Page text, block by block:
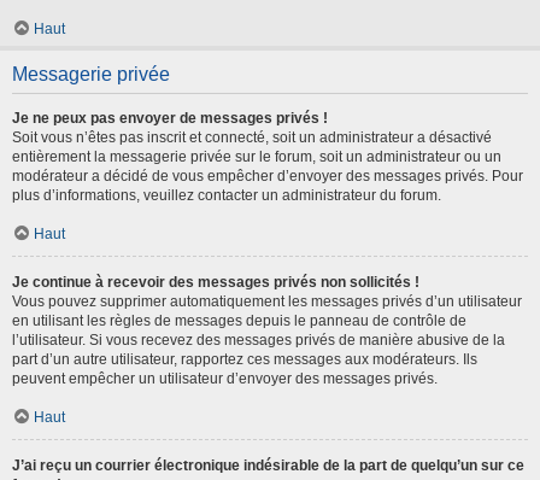
Haut
Messagerie privée
Je ne peux pas envoyer de messages privés !
Soit vous n’êtes pas inscrit et connecté, soit un administrateur a désactivé
entièrement la messagerie privée sur le forum, soit un administrateur ou un
modérateur a décidé de vous empêcher d’envoyer des messages privés. Pour
plus d’informations, veuillez contacter un administrateur du forum.
Haut
Je continue à recevoir des messages privés non sollicités !
Vous pouvez supprimer automatiquement les messages privés d’un utilisateur
en utilisant les règles de messages depuis le panneau de contrôle de
l’utilisateur. Si vous recevez des messages privés de manière abusive de la
part d’un autre utilisateur, rapportez ces messages aux modérateurs. Ils
peuvent empêcher un utilisateur d’envoyer des messages privés.
Haut
J’ai reçu un courrier électronique indésirable de la part de quelqu’un sur ce